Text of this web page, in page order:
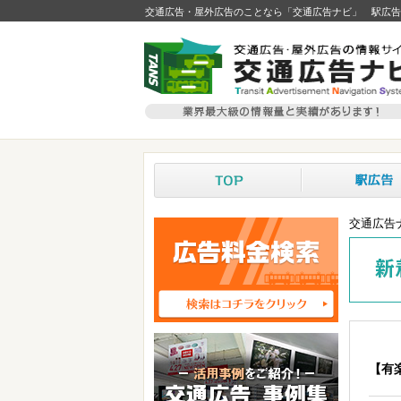
交通広告・屋外広告のことなら「交通広告ナビ」 駅広
交通広告
【